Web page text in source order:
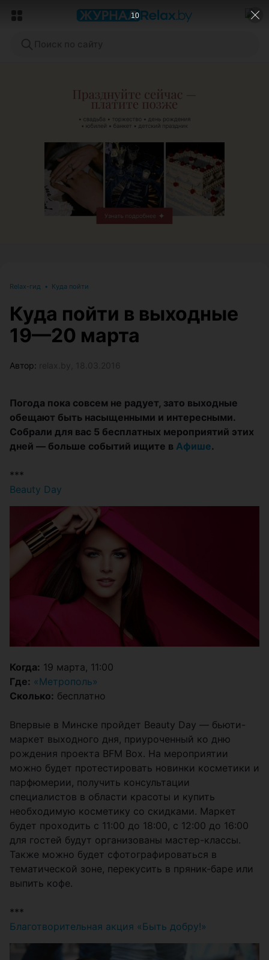
ЭФФЕКТИВНАЯ РЕКЛАМА НА САЙТЕ
Relax-гид • Куда пойти
Куда пойти в выходные
19—20 марта
Автор:
Погода пока совсем не радует, зато выходные
обещают быть насыщенными и интересными.
Собрали для вас 5 бесплатных мероприятий этих
дней — больше событий ищите в Афише.
***
Beauty Day
Когда: 19 марта, 11:00
Где: «Метрополь»
Сколько: бесплатно
Впервые в Минске пройдет Beauty Day — бьюти-
маркет выходного дня, приуроченный ко дню
рождения проекта BFM Box. На мероприятии
можно будет протестировать новинки косметики и
парфюмерии, получить консультации
специалистов в области красоты и купить
необходимую косметику со скидками. Маркет
будет проходить с 11:00 до 18:00, с 12:00 до 16:00
для гостей будут организованы мастер-классы.
Также можно будет сфотографироваться в
тематической зоне, перекусить в пряник-баре или
выпить кофе.
***
Благотворительная акция «Быть добру!»
9